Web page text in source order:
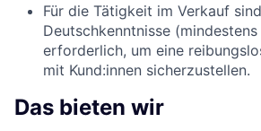
Für die Tätigkeit im Verkauf
Deutschkenntnisse (mindestens
erforderlich, um eine
mit Kund:innen sicherzustellen.
Das bieten wir